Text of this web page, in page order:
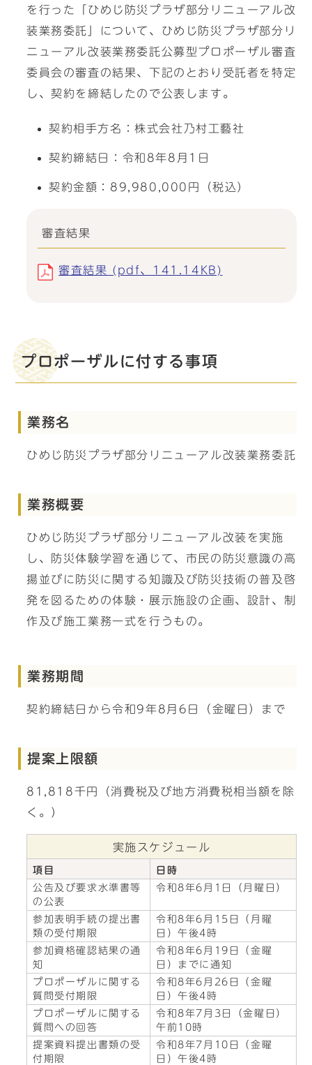
を行った「ひめじ防災プラザ部分リニューアル改
装業務委託」について、ひめじ防災プラザ部分リ
ニューアル改装業務委託公募型プロポーザル審査
委員会の審査の結果、下記のとおり受託者を特定
し、契約を締結したので公表します。
契約相手方名：株式会社乃村工藝社
契約締結日：令和8年8月1日
契約金額：89,980,000円（税込）
審査結果
審査結果 (pdf、141.14KB)
プロポーザルに付する事項
業務名
ひめじ防災プラザ部分リニューアル改装業務委託
業務概要
ひめじ防災プラザ部分リニューアル改装を実施
し、防災体験学習を通じて、市民の防災意識の高
揚並びに防災に関する知識及び防災技術の普及啓
発を図るための体験・展示施設の企画、設計、制
作及び施工業務一式を行うもの。
業務期間
契約締結日から令和9年8月6日（金曜日）まで
提案上限額
81,818千円（消費税及び地方消費税相当額を除
く。）
実施スケジュール
項目
日時
公告及び要求水準書等
の公表
令和8年6月1日（月曜日）
参加表明手続の提出書
類の受付期限
令和8年6月15日（月曜
日）午後4時
参加資格確認結果の通
知
令和8年6月19日（金曜
日）までに通知
プロポーザルに関する
質問受付期限
令和8年6月26日（金曜
日）午後4時
プロポーザルに関する
質問への回答
令和8年7月3日（金曜日）
午前10時
提案資料提出書類の受
付期限
令和8年7月10日（金曜
日）午後4時